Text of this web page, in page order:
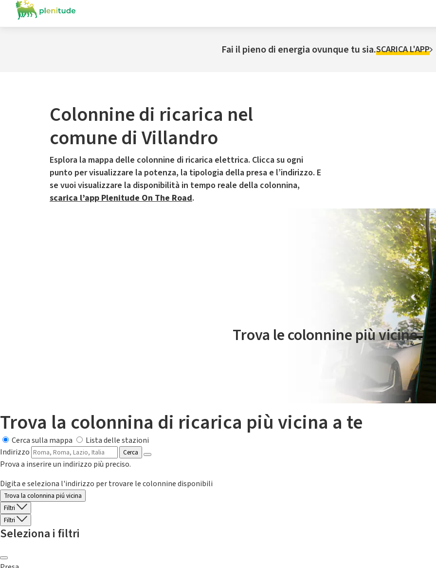
Fai il pieno di energia ovunque tu sia.SCARICA L'APP
Colonnine di ricarica nel
comune di Villandro
Esplora la mappa delle colonnine di ricarica elettrica. Clicca su ogni
punto per visualizzare la potenza, la tipologia della presa e l’indirizzo. E
se vuoi visualizzare la disponibilità in tempo reale della colonnina,
scarica l’app Plenitude On The Road.
Il servizio di mobilità elettrica è gestito da Plenitude On The Road
Trova le colonnine più vicine.
Trova la colonnina di ricarica più vicina a te
Cerca sulla mappa
Lista delle stazioni
Indirizzo
Cerca
Prova a inserire un indirizzo più preciso.
Digita e seleziona l'indirizzo per trovare le colonnine disponibili
Trova la colonnina piú vicina
Filtri
Filtri
Seleziona i filtri